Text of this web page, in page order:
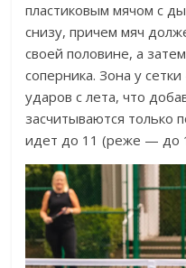
пластиковым мячом с
снизу, причем мяч
своей половине, а
соперника. Зона у
ударов с лета, что
засчитываются только
идет до 11 (реже — до